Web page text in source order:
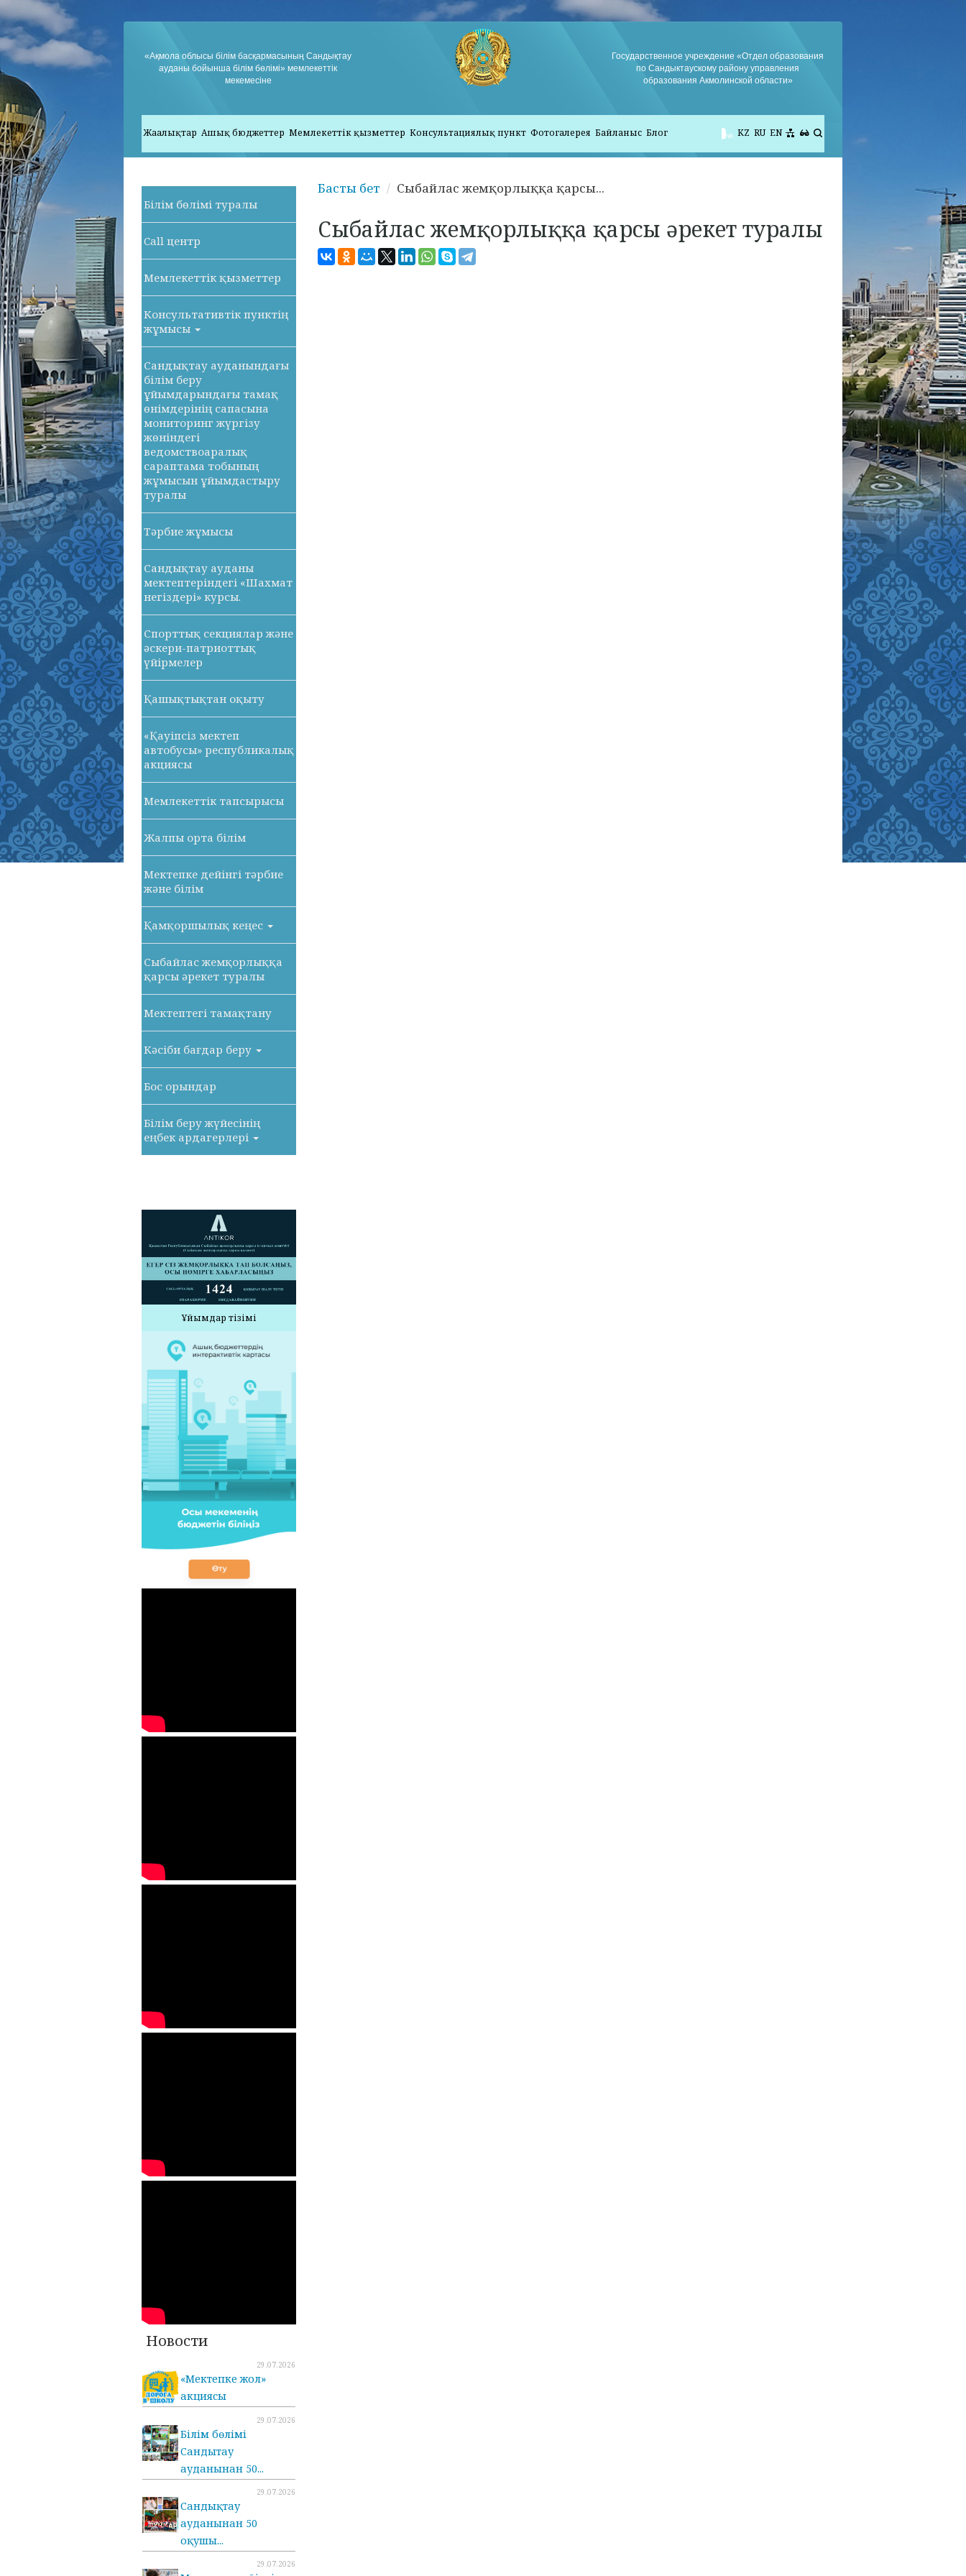
«Ақмола облысы білім басқармасының Сандықтау
ауданы бойынша білім бөлімі» мемлекеттік
мекемесіне
Государственное учреждение «Отдел образования
по Сандыктаускому району управления
образования Акмолинской области»
Жаңалықтар Ашық бюджеттер Мемлекеттік қызметтер Консультациялық пункт Фотогалерея Байланыс Блог EN
RU
KZ
Білім бөлімі туралы
Call центр
Мемлекеттік қызметтер
Консультативтік пунктің
жұмысы
Сандықтау ауданындағы
білім беру
ұйымдарындағы тамақ
өнімдерінің сапасына
мониторинг жүргізу
жөніндегі
ведомствоаралық
сараптама тобының
жұмысын ұйымдастыру
туралы
Тәрбие жұмысы
Сандықтау ауданы
мектептеріндегі «Шахмат
негіздері» курсы.
Спорттық секциялар және
әскери-патриоттық
үйірмелер
Қашықтықтан оқыту
«Қауіпсіз мектеп
автобусы» республикалық
акциясы
Мемлекеттік тапсырысы
Жалпы орта білім
Мектепке дейінгі тәрбие
және білім
Қамқоршылық кеңес
Сыбайлас жемқорлыққа
қарсы әрекет туралы
Мектептегі тамақтану
Кәсіби бағдар беру
Бос орындар
Білім беру жүйесінің
еңбек ардагерлері
Ұйымдар тізімі
Новости
29.07.2026
«Мектепке жол»
акциясы
29.07.2026
Білім бөлімі
Сандытау
ауданынан 50...
29.07.2026
Сандықтау
ауданынан 50
оқушы...
29.07.2026
Басты бет Сыбайлас жемқорлыққа қарсы...
Сыбайлас жемқорлыққа қарсы әрекет туралы